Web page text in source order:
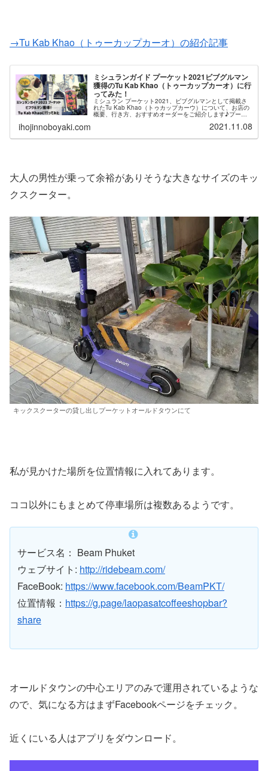
→Tu Kab Khao（トゥーカップカーオ）の紹介記事
ミシュランガイド プーケット2021ビブグルマン
獲得のTu Kab Khao（トゥーカップカーオ）に行
ってみた！
ミシュラン プーケット2021、ビブグルマンとして掲載さ
れたTu Kab Khao（トゥカップカーウ）について、お店の
概要、行き方、おすすめオーダーをご紹介します♪プーケ
のビブグルマン掲載店と比較しても「タイ人旅行者」に人
ihojinnoboyaki.com 2021.11.08
大人の男性が乗って余裕がありそうな大きなサイズのキッ
クスクーター。
キックスクーターの貸し出しプーケットオールドタウンにて
私が見かけた場所を位置情報に入れてあります。
ココ以外にもまとめて停車場所は複数あるようです。
サービス名： Beam Phuket
ウェブサイト: http://ridebeam.com/
FaceBook: https://www.facebook.com/BeamPKT/
位置情報： https://g.page/laopasatcoffeeshopbar?
share
オールドタウンの中心エリアのみで運用されているような
ので、気になる方はまずFacebookページをチェック。
近くにいる人はアプリをダウンロード。